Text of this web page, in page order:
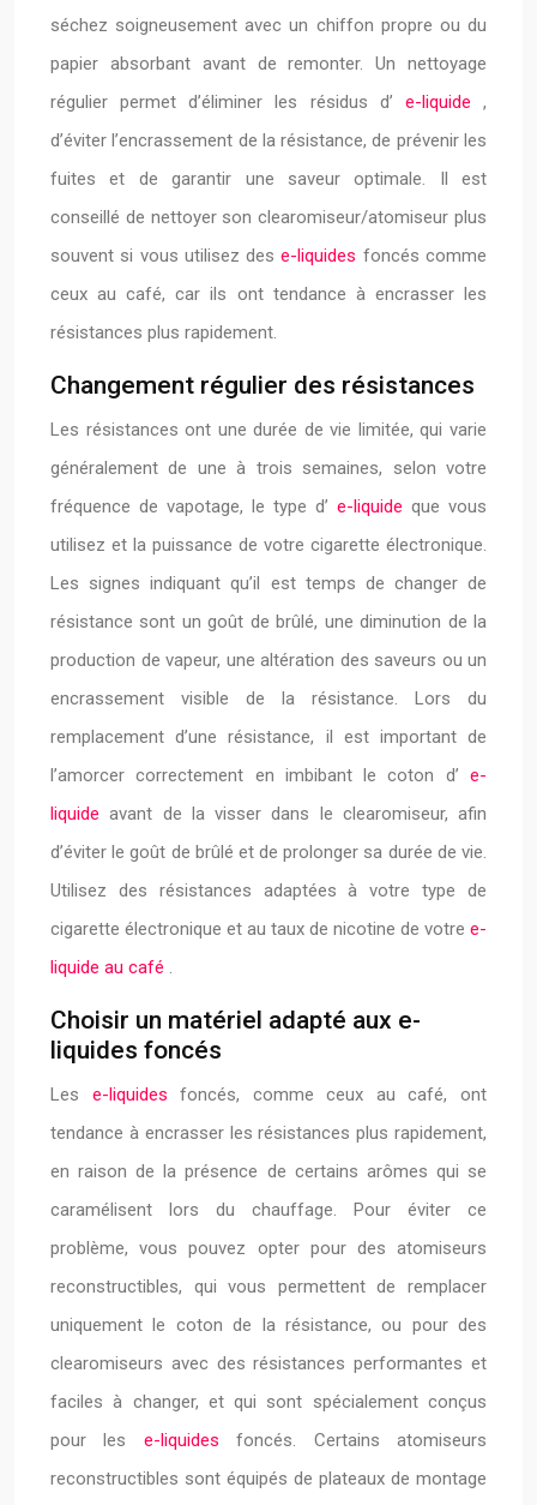
séchez soigneusement avec un chiffon propre ou du
papier absorbant avant de remonter. Un nettoyage
régulier permet d’éliminer les résidus d’ e-liquide,
d’éviter l’encrassement de la résistance, de prévenir les
fuites et de garantir une saveur optimale. Il est
conseillé de nettoyer son clearomiseur/atomiseur plus
souvent si vous utilisez dese-liquides foncés comme
ceux au café, car ils ont tendance à encrasser les
résistances plus rapidement.
Changement régulier des résistances
Les résistances ont une durée de vie limitée, qui varie
généralement de une à trois semaines, selon votre
fréquence de vapotage, le type d’ e-liquide que vous
utilisez et la puissance de votre cigarette électronique.
Les signes indiquant qu’il est temps de changer de
résistance sont un goût de brûlé, une diminution de la
production de vapeur, une altération des saveurs ou un
encrassement visible de la résistance. Lors du
remplacement d’une résistance, il est important de
l’amorcer correctement en imbibant le coton d’ e-
liquideavant de la visser dans le clearomiseur, afin
d’éviter le goût de brûlé et de prolonger sa durée de vie.
Utilisez des résistances adaptées à votre type de
cigarette électronique et au taux de nicotine de votre e-
liquide au café .
Choisir un matériel adapté aux e-
liquides foncés
Les e-liquidesfoncés, comme ceux au café, ont
tendance à encrasser les résistances plus rapidement,
en raison de la présence de certains arômes qui se
caramélisent lors du chauffage. Pour éviter ce
problème, vous pouvez opter pour des atomiseurs
reconstructibles, qui vous permettent de remplacer
uniquement le coton de la résistance, ou pour des
clearomiseurs avec des résistances performantes et
faciles à changer, et qui sont spécialement conçus
pour les e-liquidesfoncés. Certains atomiseurs
reconstructibles sont équipés de plateaux de montage